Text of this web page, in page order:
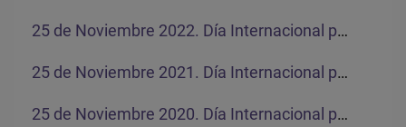
25 de Noviembre 2022. Día Internacional para la Eliminación de la Violencia contra la Mujer
25 de Noviembre 2021. Día Internacional para la Eliminación de la Violencia contra la Mujer
25 de Noviembre 2020. Día Internacional para la Eliminación de la Violencia contra la Mujer